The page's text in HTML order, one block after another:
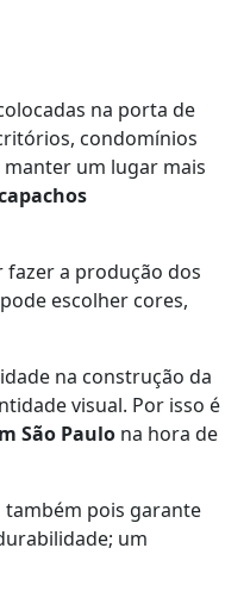
na porta de
condomínios
manter um lugar mais
fazer a produção dos
escolher cores,
na construção da
visual. Por isso é
São Paulo na hora de
também pois garante
um